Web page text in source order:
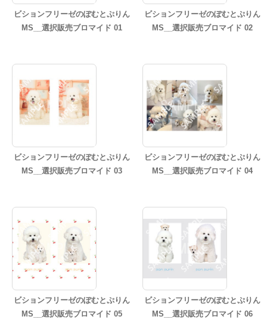
ビションフリーゼのぽむとぷりん
MS__選択販売ブロマイド 01
ビションフリーゼのぽむとぷりん
MS__選択販売ブロマイド 02
ビションフリーゼのぽむとぷりん
MS__選択販売ブロマイド 03
ビションフリーゼのぽむとぷりん
MS__選択販売ブロマイド 04
ビションフリーゼのぽむとぷりん
MS__選択販売ブロマイド 05
ビションフリーゼのぽむとぷりん
MS__選択販売ブロマイド 06